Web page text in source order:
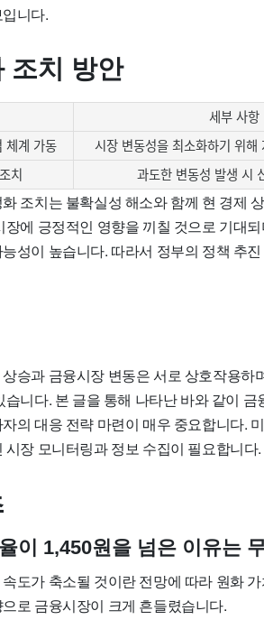
니다.
조치 방안
세부 사항
체계 가동
시장 변동성을 최소화하기 위해
치
과도한 변동성 발생 시
조치는 불확실성 해소와 함께 현 경제
장에 긍정적인 영향을 끼칠 것으로 기대
성이 높습니다. 따라서 정부의 정책 추
승과 금융시장 변동은 서로 상호작용하
습니다. 본 글을 통해 나타난 바와 같이
의 대응 전략 마련이 매우 중요합니다.
시장 모니터링과 정보 수집이 필요합니다.
이 1,450원을 넘은 이유는
도가 축소될 것이란 전망에 따라 원화
로 금융시장이 크게 흔들렸습니다.